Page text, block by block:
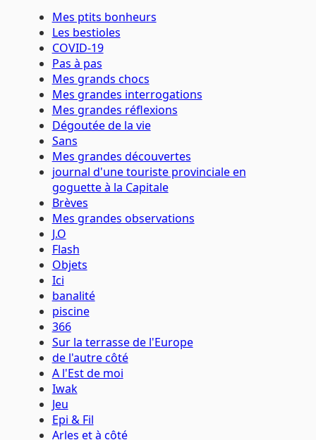
Mes ptits bonheurs
Les bestioles
COVID-19
Pas à pas
Mes grands chocs
Mes grandes interrogations
Mes grandes réflexions
Dégoutée de la vie
Sans
Mes grandes découvertes
journal d'une touriste provinciale en
goguette à la Capitale
Brèves
Mes grandes observations
J.O
Flash
Objets
Ici
banalité
piscine
366
Sur la terrasse de l'Europe
de l'autre côté
A l'Est de moi
Iwak
Jeu
Epi & Fil
Arles et à côté